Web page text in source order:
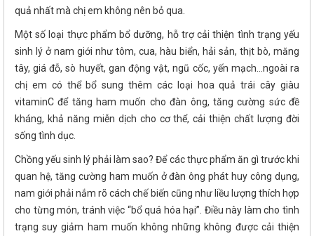
quả nhất mà chị em không nên bỏ qua.
Một số loại thực phẩm bổ dưỡng, hỗ trợ cải thiện tình trạng yếu
sinh lý ở nam giới như tôm, cua, hàu biển, hải sản, thịt bò, măng
tây, giá đỗ, sò huyết, gan động vật, ngũ cốc, yến mạch…ngoài ra
chị em có thể bổ sung thêm các loại hoa quả trái cây giàu
vitaminC để tăng ham muốn cho đàn ông, tăng cường sức đề
kháng, khả năng miễn dịch cho cơ thể, cải thiện chất lượng đời
sống tình dục.
Chồng yếu sinh lý phải làm sao? Để các thực phẩm ăn gì trước khi
quan hệ, tăng cường ham muốn ở đàn ông phát huy công dụng,
nam giới phải nắm rõ cách chế biến cũng như liều lượng thích hợp
cho từng món, tránh việc “bổ quá hóa hại”. Điều này làm cho tình
trạng suy giảm ham muốn không những không được cải thiện